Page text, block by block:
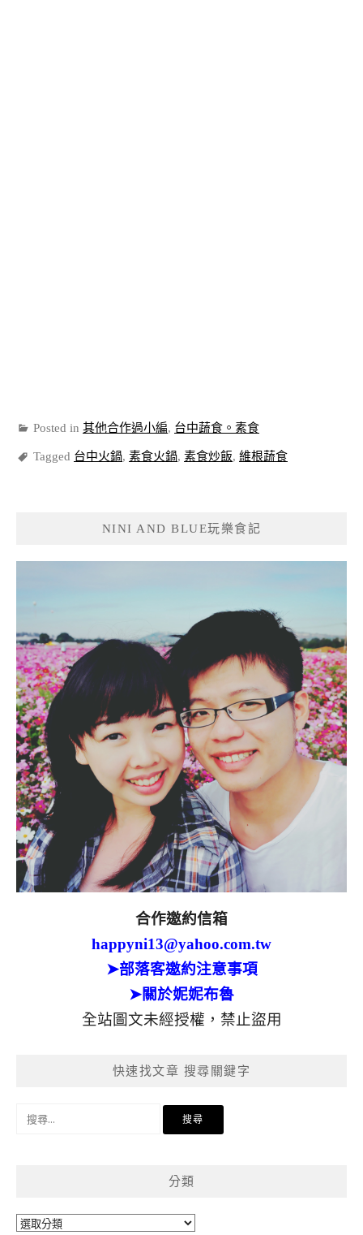
Posted in 其他合作過小編, 台中蔬食。素食
Tagged 台中火鍋, 素食火鍋, 素食炒飯, 維根蔬食
NINI AND BLUE玩樂食記
合作邀約信箱
happyni13@yahoo.com.tw
➤部落客邀約注意事項
➤關於妮妮布魯
全站圖文未經授權，禁止盜用
快速找文章 搜尋關鍵字
分類
分